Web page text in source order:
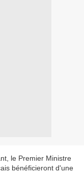
le Premier Ministre
bénéficieront d'une